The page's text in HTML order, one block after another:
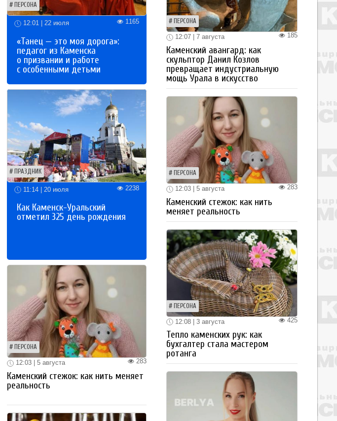
ПЕРСОНА
12:01 | 22 июля 1165
«Танец — это моя дорога»:
педагог из Каменска
о призвании и работе
с особенными детьми
ПРАЗДНИК
11:14 | 20 июля 2238
Как Каменск-Уральский
отметил 325 день рождения
ПЕРСОНА
283
12:03 | 5 августа
Каменский стежок: как нить меняет
реальность
ПЕРСОНА
185
12:07 | 7 августа
Каменский авангард: как
скульптор Данил Козлов
превращает индустриальную
мощь Урала в искусство
ПЕРСОНА
283
12:03 | 5 августа
Каменский стежок: как нить
меняет реальность
ПЕРСОНА
425
12:08 | 3 августа
Тепло каменских рук: как
бухгалтер стала мастером
ротанга